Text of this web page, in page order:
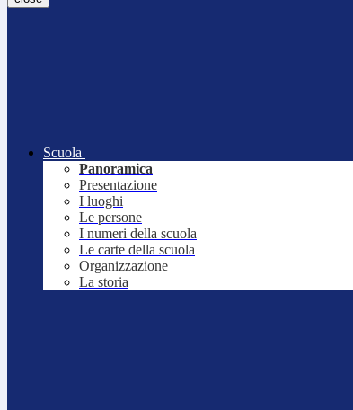
Scuola
Panoramica
Presentazione
I luoghi
Le persone
I numeri della scuola
Le carte della scuola
Organizzazione
La storia